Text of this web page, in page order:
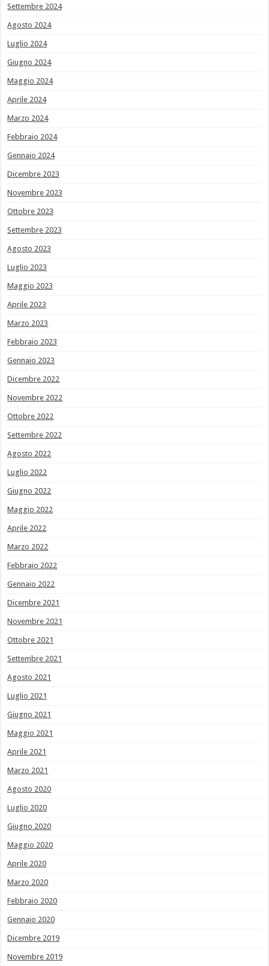
Settembre 2024
Agosto 2024
Luglio 2024
Giugno 2024
Maggio 2024
Aprile 2024
Marzo 2024
Febbraio 2024
Gennaio 2024
Dicembre 2023
Novembre 2023
Ottobre 2023
Settembre 2023
Agosto 2023
Luglio 2023
Maggio 2023
Aprile 2023
Marzo 2023
Febbraio 2023
Gennaio 2023
Dicembre 2022
Novembre 2022
Ottobre 2022
Settembre 2022
Agosto 2022
Luglio 2022
Giugno 2022
Maggio 2022
Aprile 2022
Marzo 2022
Febbraio 2022
Gennaio 2022
Dicembre 2021
Novembre 2021
Ottobre 2021
Settembre 2021
Agosto 2021
Luglio 2021
Giugno 2021
Maggio 2021
Aprile 2021
Marzo 2021
Agosto 2020
Luglio 2020
Giugno 2020
Maggio 2020
Aprile 2020
Marzo 2020
Febbraio 2020
Gennaio 2020
Dicembre 2019
Novembre 2019